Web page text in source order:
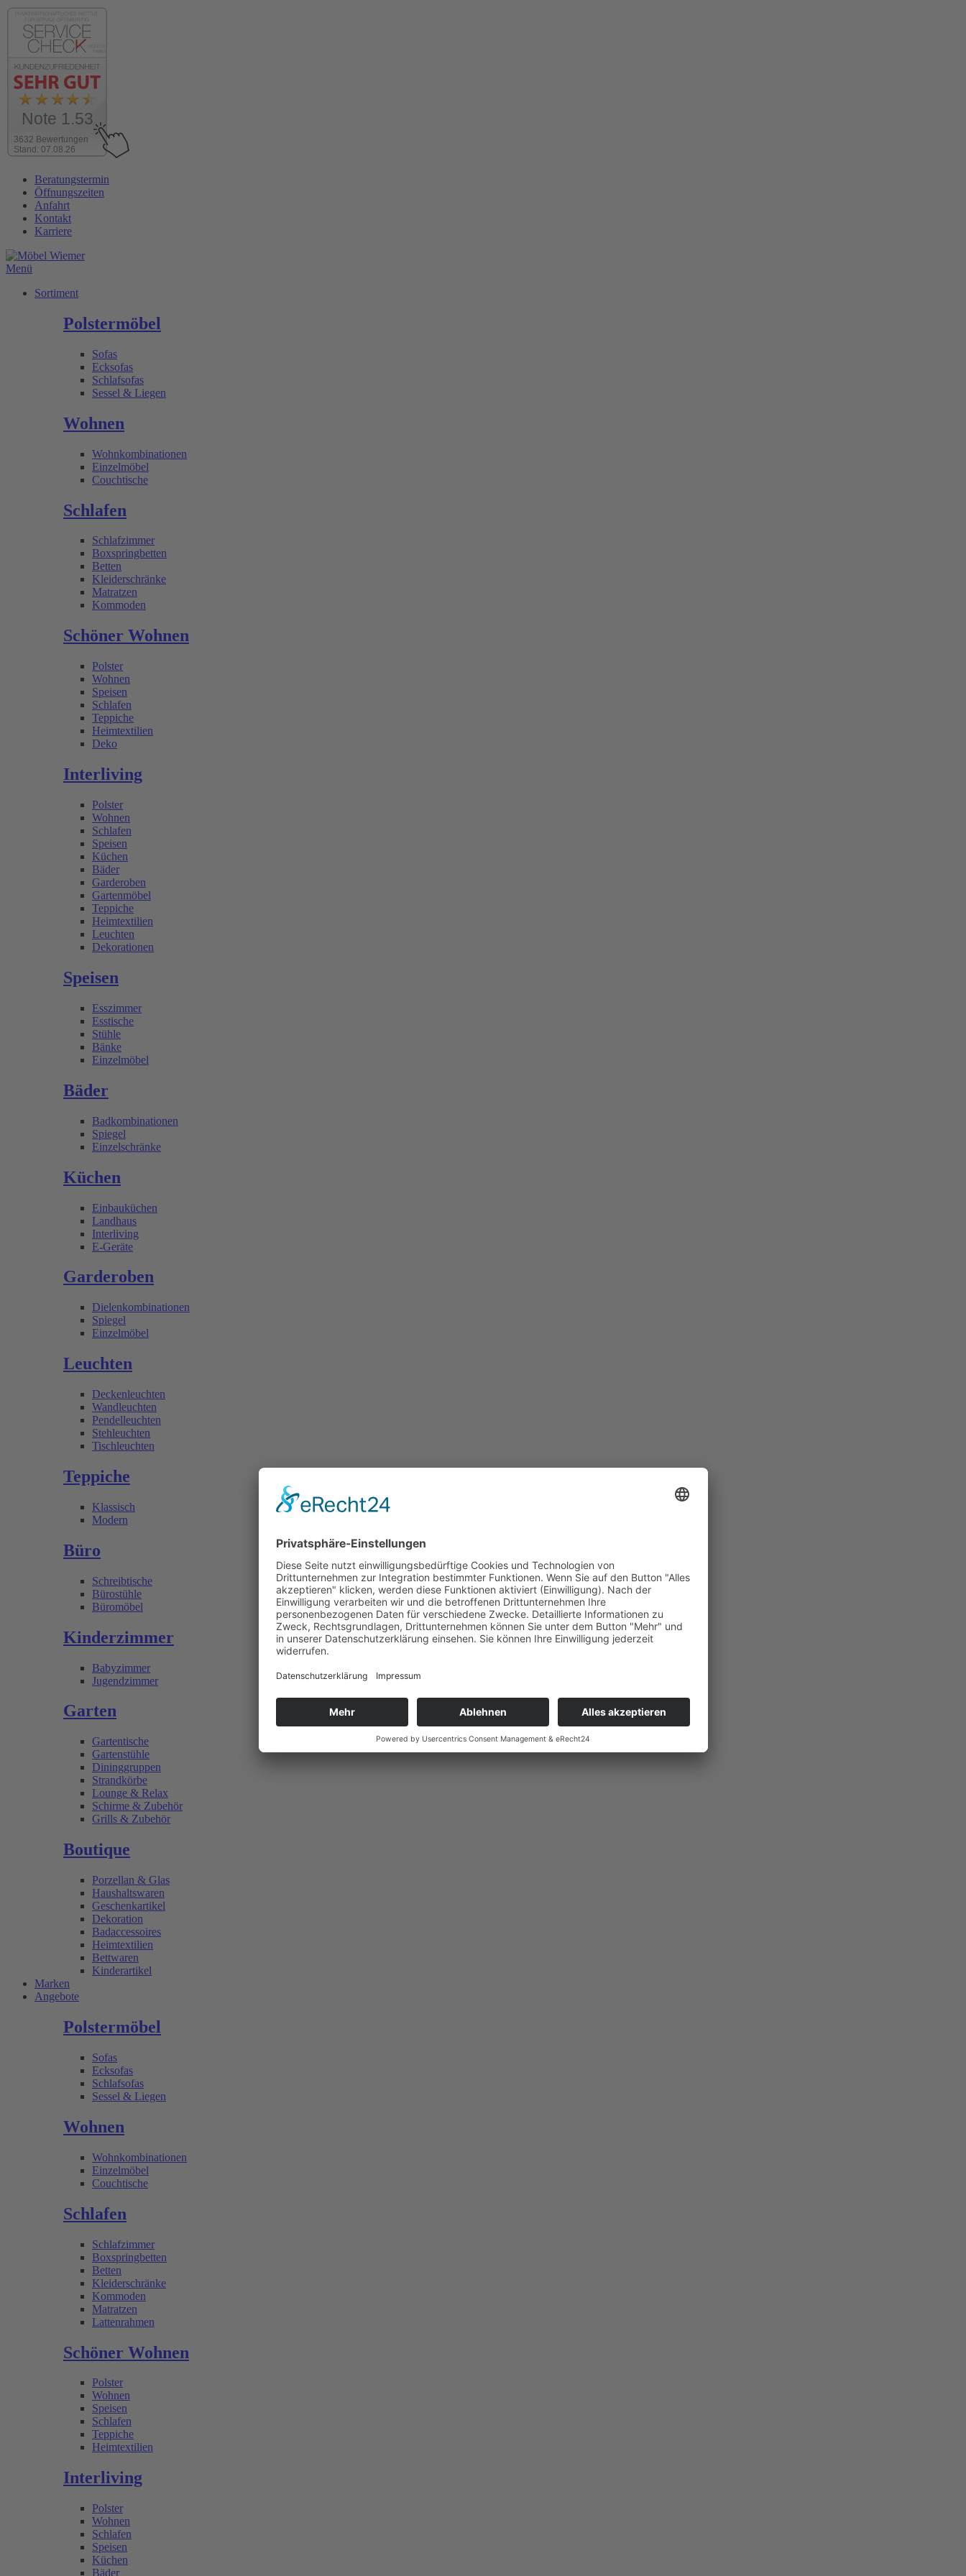
3632 Bewertungen
Stand: 07.08.26
Note 1.53
Inhalt
wechseln
Beratungstermin
Öffnungszeiten
Anfahrt
Kontakt
Karriere
Menü
Sortiment
Polstermöbel
Sofas
Ecksofas
Schlafsofas
Sessel & Liegen
Wohnen
Wohnkombinationen
Einzelmöbel
Couchtische
Schlafen
Schlafzimmer
Boxspringbetten
Betten
Kleiderschränke
Matratzen
Kommoden
Schöner Wohnen
Polster
Wohnen
Speisen
Schlafen
Teppiche
Heimtextilien
Deko
Interliving
Polster
Wohnen
Schlafen
Speisen
Küchen
Bäder
Garderoben
Gartenmöbel
Teppiche
Heimtextilien
Leuchten
Dekorationen
Speisen
Esszimmer
Esstische
Stühle
Bänke
Einzelmöbel
Bäder
Badkombinationen
Spiegel
Einzelschränke
Küchen
Einbauküchen
Landhaus
Interliving
E-Geräte
Garderoben
Dielenkombinationen
Spiegel
Einzelmöbel
Leuchten
Deckenleuchten
Wandleuchten
Pendelleuchten
Stehleuchten
Tischleuchten
Teppiche
Klassisch
Modern
Büro
Schreibtische
Bürostühle
Büromöbel
Kinderzimmer
Babyzimmer
Jugendzimmer
Garten
Gartentische
Gartenstühle
Dininggruppen
Strandkörbe
Lounge & Relax
Schirme & Zubehör
Grills & Zubehör
Boutique
Porzellan & Glas
Haushaltswaren
Geschenkartikel
Dekoration
Badaccessoires
Heimtextilien
Bettwaren
Kinderartikel
Marken
Angebote
Polstermöbel
Sofas
Ecksofas
Schlafsofas
Sessel & Liegen
Wohnen
Wohnkombinationen
Einzelmöbel
Couchtische
Schlafen
Schlafzimmer
Boxspringbetten
Betten
Kleiderschränke
Kommoden
Matratzen
Lattenrahmen
Schöner Wohnen
Polster
Wohnen
Speisen
Schlafen
Teppiche
Heimtextilien
Interliving
Polster
Wohnen
Schlafen
Speisen
Küchen
Bäder